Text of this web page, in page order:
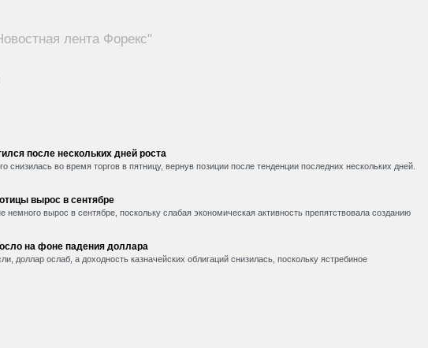
лента Форекс"
после нескольких дней роста
во время торгов в пятницу, вернув позиции после тенденции последних нескольких дней.
вырос в сентябре
немного вырос в сентябре, поскольку слабая экономическая активность препятствовала созданию
на фоне падения доллара
доллар ослаб, а доходность казначейских облигаций снизилась, поскольку ястребиное